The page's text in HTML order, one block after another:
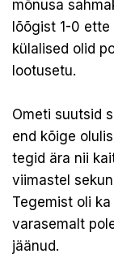
mõnusa
lõõgist 1-0
külalised olid
lootusetu.
Ometi suutsid
end kõige
tegid ära nii
viimastel
Tegemist oli
varasemalt
jäänud.